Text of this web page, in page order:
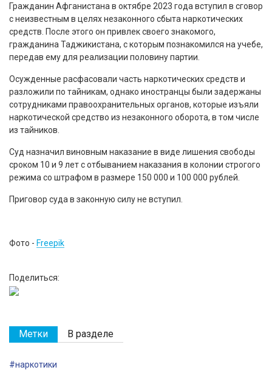
Гражданин Афганистана в октябре 2023 года вступил в сговор
с неизвестным в целях незаконного сбыта наркотических
средств. После этого он привлек своего знакомого,
гражданина Таджикистана, с которым познакомился на учебе,
передав ему для реализации половину партии.
Осужденные расфасовали часть наркотических средств и
разложили по тайникам, однако иностранцы были задержаны
сотрудниками правоохранительных органов, которые изъяли
наркотической средство из незаконного оборота, в том числе
из тайников.
Суд назначил виновным наказание в виде лишения свободы
сроком 10 и 9 лет с отбыванием наказания в колонии строгого
режима со штрафом в размере 150 000 и 100 000 рублей.
Приговор суда в законную силу не вступил.
Фото - Freepik
Поделиться:
Метки В разделе
#наркотики